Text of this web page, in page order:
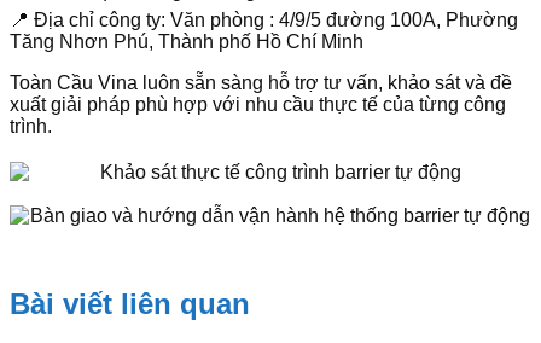
📍 Địa chỉ công ty: Văn phòng : 4/9/5 đường 100A, Phường
Tăng Nhơn Phú, Thành phố Hồ Chí Minh
Toàn Cầu Vina luôn sẵn sàng hỗ trợ tư vấn, khảo sát và đề
xuất giải pháp phù hợp với nhu cầu thực tế của từng công
trình.
Bài viết liên quan